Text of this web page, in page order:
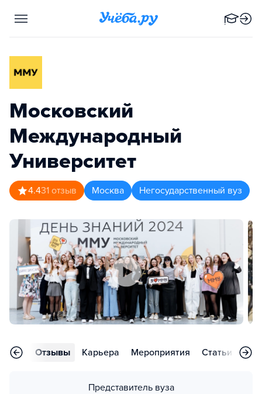
Московский
Международный
Университет
4.431 отзыв Москва Негосударственный вуз
Отзывы Карьера Мероприятия Статьи
Представитель вуза